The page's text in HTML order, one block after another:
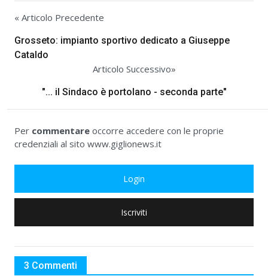
« Articolo Precedente
Grosseto: impianto sportivo dedicato a Giuseppe
Cataldo
Articolo Successivo»
"... il Sindaco è portolano - seconda parte"
Per commentare occorre accedere con le proprie
credenziali al sito www.giglionews.it
Login
Iscriviti
3 Commenti